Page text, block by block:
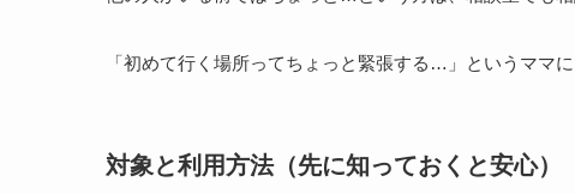
「初めて行く場所ってちょっと緊張する…」というママ
対象と利用方法（先に知っておくと安心）